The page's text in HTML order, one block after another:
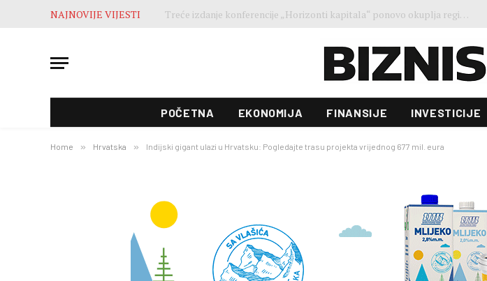
NAJNOVIJE VIJESTI Ministar Forto: Profesionalni vozači ne mogu više čekati – Evropskoj komisiji ponudili smo provodivo rješenje
POČETNA EKONOMIJA FINANSIJE INVESTICIJE
Home » Hrvatska » Indijski gigant ulazi u Hrvatsku: Pogledajte trasu projekta vrijednog 677 mil. eura